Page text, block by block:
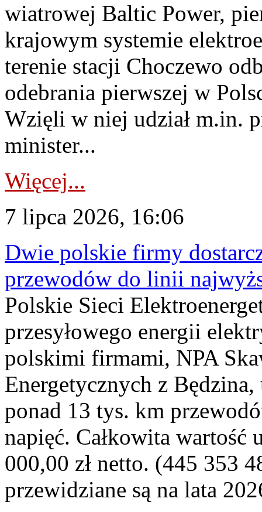
wiatrowej Baltic Power,
krajowym systemie
terenie stacji Choczewo
odebrania pierwszej w
Wzięli w niej udział m.in.
minister...
Więcej...
7 lipca 2026, 16:06
Dwie polskie firmy
przewodów do linii
Polskie Sieci
przesyłowego energii
polskimi firmami, NPA
Energetycznych z
ponad 13 tys. km
napięć. Całkowita
000,00 zł netto. (445 353
przewidziane są na lata